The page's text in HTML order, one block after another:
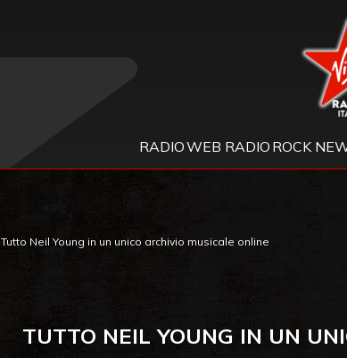
RADIOWEB RADIO ROCK
Tutto Neil Young in un unico archivio musicale online
TUTTO NEIL YOUNG IN UN